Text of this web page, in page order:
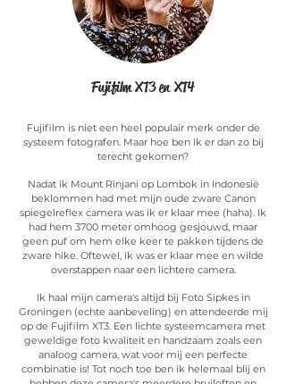
Fujifilm XT3 en XT4
Fujifilm is niet een heel populair merk onder de
systeem fotografen. Maar hoe ben Ik er dan zo bij
terecht gekomen?
Nadat ik Mount Rinjani op Lombok in Indonesië
beklommen had met mijn oude zware Canon
spiegelreflex camera was ik er klaar mee (haha). Ik
had hem 3700 meter omhoog gesjouwd, maar
geen puf om hem elke keer te pakken tijdens de
zware hike. Oftewel, ik was er klaar mee en wilde
overstappen naar een lichtere camera.
Ik haal mijn camera's altijd bij Foto Sipkes in
Groningen (echte aanbeveling) en attendeerde mij
op de Fujifilm XT3. Een lichte systeemcamera met
geweldige foto kwaliteit en handzaam zoals een
analoog camera, wat voor mij een perfecte
combinatie is! Tot noch toe ben ik helemaal blij en